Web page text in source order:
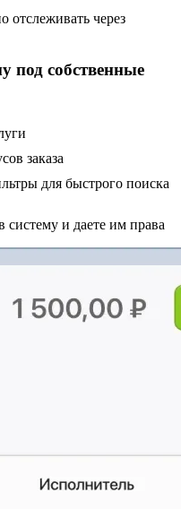
отслеживать через
под собственные
заказа
для быстрого поиска
систему и даете им права